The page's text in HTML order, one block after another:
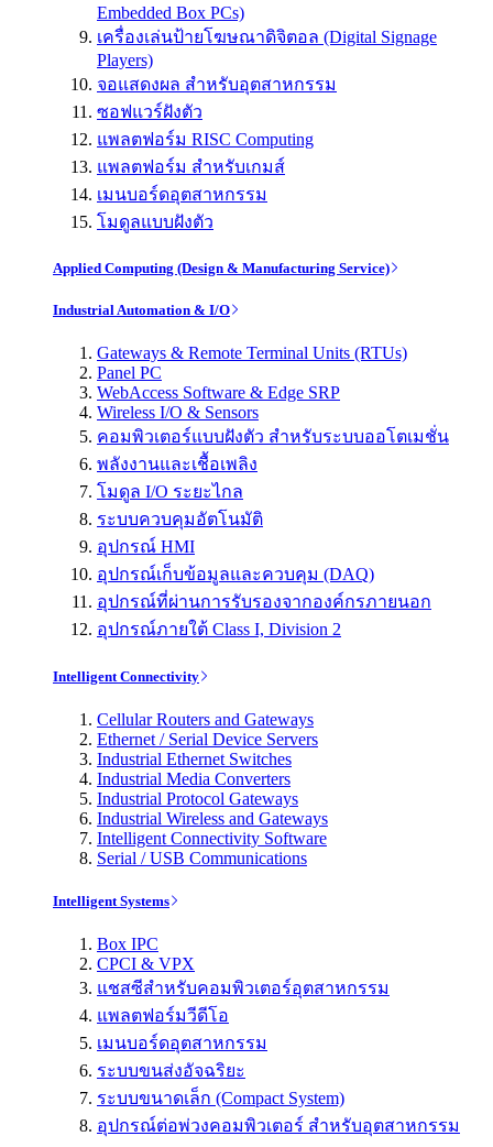
Embedded Box PCs)
เครื่องเล่นป้ายโฆษณาดิจิตอล (Digital Signage
Players)
จอแสดงผล สำหรับอุตสาหกรรม
ซอฟแวร์ฝังตัว
แพลตฟอร์ม RISC Computing
แพลตฟอร์ม สำหรับเกมส์
เมนบอร์ดอุตสาหกรรม
โมดูลแบบฝังตัว
Applied Computing (Design & Manufacturing Service)
Industrial Automation & I/O
Gateways & Remote Terminal Units (RTUs)
Panel PC
WebAccess Software & Edge SRP
Wireless I/O & Sensors
คอมพิวเตอร์แบบฝังตัว สำหรับระบบออโตเมชั่น
พลังงานและเชื้อเพลิง
โมดูล I/O ระยะไกล
ระบบควบคุมอัตโนมัติ
อุปกรณ์ HMI
อุปกรณ์เก็บข้อมูลและควบคุม (DAQ)
อุปกรณ์ที่ผ่านการรับรองจากองค์กรภายนอก
อุปกรณ์ภายใต้ Class I, Division 2
Intelligent Connectivity
Cellular Routers and Gateways
Ethernet / Serial Device Servers
Industrial Ethernet Switches
Industrial Media Converters
Industrial Protocol Gateways
Industrial Wireless and Gateways
Intelligent Connectivity Software
Serial / USB Communications
Intelligent Systems
Box IPC
CPCI & VPX
แชสซีสำหรับคอมพิวเตอร์อุตสาหกรรม
แพลตฟอร์มวีดีโอ
เมนบอร์ดอุตสาหกรรม
ระบบขนส่งอัจฉริยะ
ระบบขนาดเล็ก (Compact System)
อุปกรณ์ต่อพ่วงคอมพิวเตอร์ สำหรับอุตสาหกรรม